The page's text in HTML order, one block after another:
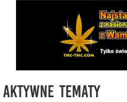
Aktywne tematy